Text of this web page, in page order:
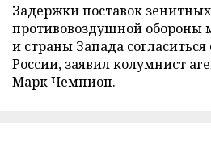
Задержки поставок
противовоздушной обороны
и страны Запада
России, заявил колумнист
Марк Чемпион.